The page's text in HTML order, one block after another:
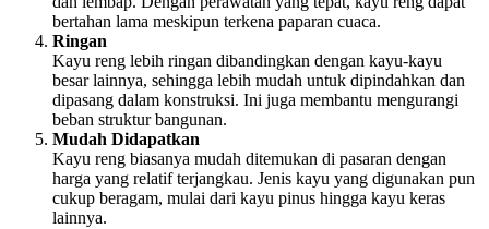
bertahan lama meskipun terkena paparan cuaca.
Ringan
Kayu reng lebih ringan dibandingkan dengan kayu-kayu
besar lainnya, sehingga lebih mudah untuk dipindahkan dan
dipasang dalam konstruksi. Ini juga membantu mengurangi
beban struktur bangunan.
Mudah Didapatkan
Kayu reng biasanya mudah ditemukan di pasaran dengan
harga yang relatif terjangkau. Jenis kayu yang digunakan pun
cukup beragam, mulai dari kayu pinus hingga kayu keras
lainnya.